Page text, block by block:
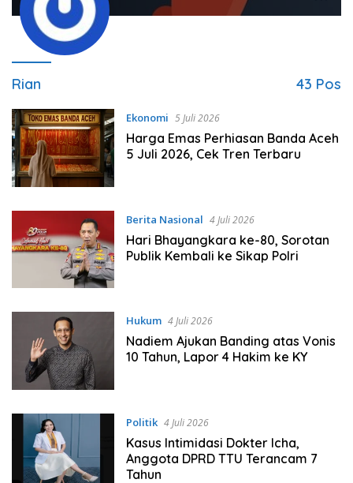
Rian 43 Pos
Ekonomi 5 Juli 2026
Harga Emas Perhiasan Banda Aceh
5 Juli 2026, Cek Tren Terbaru
Berita Nasional 4 Juli 2026
Hari Bhayangkara ke-80, Sorotan
Publik Kembali ke Sikap Polri
Hukum 4 Juli 2026
Nadiem Ajukan Banding atas Vonis
10 Tahun, Lapor 4 Hakim ke KY
Politik 4 Juli 2026
Kasus Intimidasi Dokter Icha,
Anggota DPRD TTU Terancam 7
Tahun